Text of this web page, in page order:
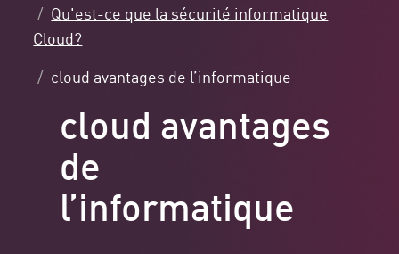
Qu'est-ce que la sécurité informatique
Cloud?
cloud avantages de l’informatique
cloud avantages
de
l’informatique